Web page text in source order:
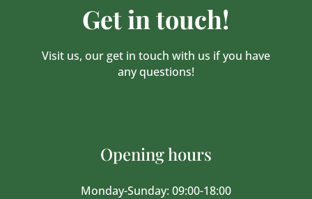
Get in touch!
Visit us, our get in touch with us if you have
any questions!
Opening hours
Monday-Sunday: 09:00-18:00